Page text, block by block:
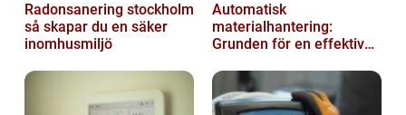
Radonsanering stockholm
så skapar du en säker
inomhusmiljö
Automatisk
materialhantering:
Grunden för en effektiv